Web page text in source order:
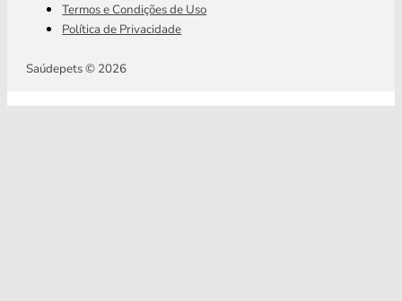
Termos e Condições de Uso
Política de Privacidade
Saúdepets © 2026